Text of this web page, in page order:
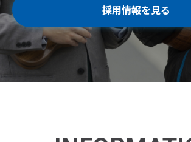
採用情報を見る